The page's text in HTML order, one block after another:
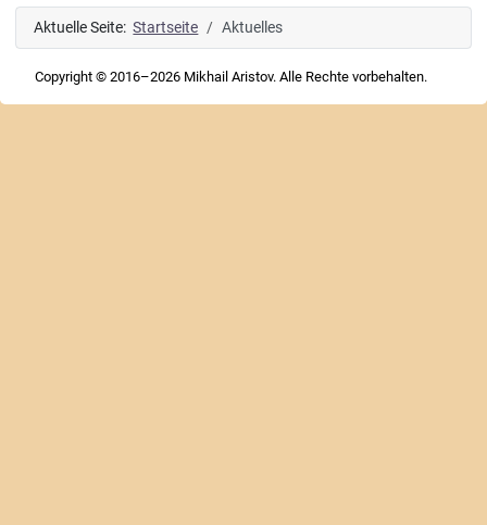
Aktuelle Seite:Startseite Aktuelles
Copyright © 2016–2026 Mikhail Aristov. Alle Rechte vorbehalten.